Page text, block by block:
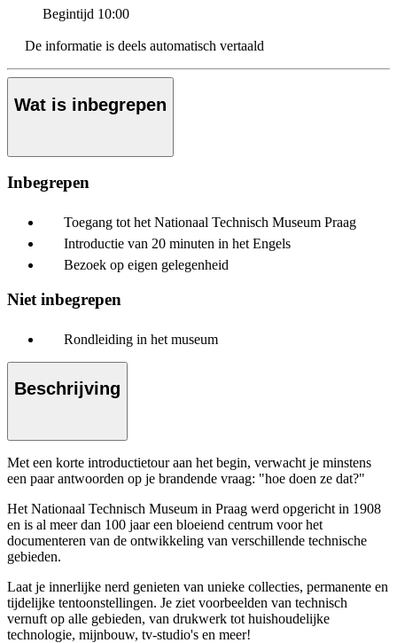
Begintijd 10:00
De informatie is deels automatisch vertaald
Wat is inbegrepen
Inbegrepen
Toegang tot het Nationaal Technisch Museum Praag
Introductie van 20 minuten in het Engels
Bezoek op eigen gelegenheid
Niet inbegrepen
Rondleiding in het museum
Beschrijving
Met een korte introductietour aan het begin, verwacht je minstens
een paar antwoorden op je brandende vraag: "hoe doen ze dat?"
Het Nationaal Technisch Museum in Praag werd opgericht in 1908
en is al meer dan 100 jaar een bloeiend centrum voor het
documenteren van de ontwikkeling van verschillende technische
gebieden.
Laat je innerlijke nerd genieten van unieke collecties, permanente en
tijdelijke tentoonstellingen. Je ziet voorbeelden van technisch
vernuft op alle gebieden, van drukwerk tot huishoudelijke
technologie, mijnbouw, tv-studio's en meer!